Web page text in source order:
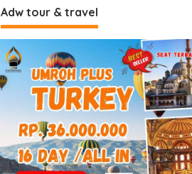
Adw tour & travel